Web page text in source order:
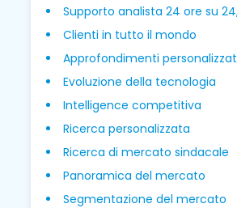
Supporto analista 24 ore su
Clienti in tutto il mondo
Approfondimenti
Evoluzione della tecnologia
Intelligence competitiva
Ricerca personalizzata
Ricerca di mercato sindacale
Panoramica del mercato
Segmentazione del mercato